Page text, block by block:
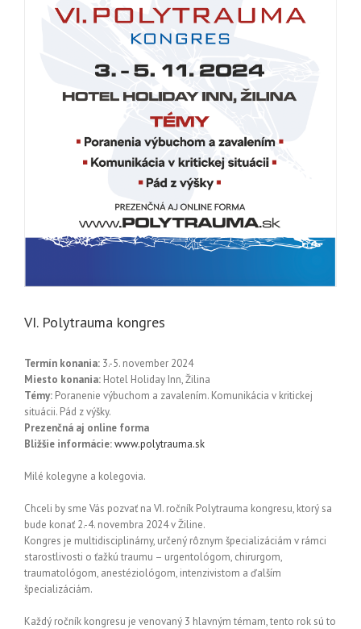
VI. Polytrauma kongres
Termín konania: 3.-5. november 2024
Miesto konania: Hotel Holiday Inn, Žilina
Témy: Poranenie výbuchom a zavalením. Komunikácia v kritickej
situácii. Pád z výšky.
Prezenčná aj online forma
Bližšie informácie:www.polytrauma.sk
Milé kolegyne a kolegovia.
Chceli by sme Vás pozvať na VI. ročník Polytrauma kongresu, ktorý sa
bude konať 2.-4. novembra 2024 v Žiline.
Kongres je multidisciplinárny, určený rôznym špecializáciám v rámci
starostlivosti o ťažkú traumu – urgentológom, chirurgom,
traumatológom, anestéziológom, intenzivistom a ďalším
špecializáciám.
Každý ročník kongresu je venovaný 3 hlavným témam, tento rok sú to